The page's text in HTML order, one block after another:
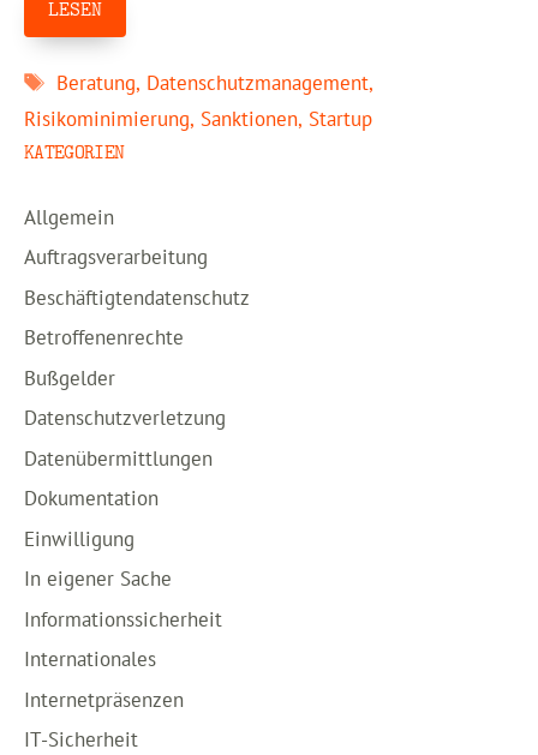
LESEN
Schlagwörter
Beratung, Datenschutzmanagement,
Risikominimierung, Sanktionen, Startup
KATEGORIEN
Allgemein
Auftragsverarbeitung
Beschäftigtendatenschutz
Betroffenenrechte
Bußgelder
Datenschutzverletzung
Datenübermittlungen
Dokumentation
Einwilligung
In eigener Sache
Informationssicherheit
Internationales
Internetpräsenzen
IT-Sicherheit